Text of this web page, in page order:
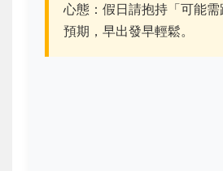
心態：假日請抱持「可能
預期，早出發早輕鬆。